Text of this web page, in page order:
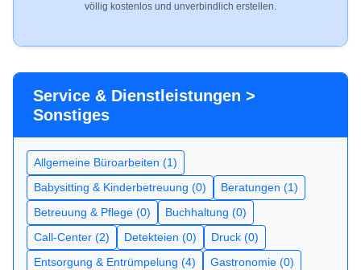
völlig kostenlos und unverbindlich erstellen.
Service & Dienstleistungen >
Sonstiges
Allgemeine Büroarbeiten (1)
Babysitting & Kinderbetreuung (0)
Beratungen (1)
Betreuung & Pflege (0)
Buchhaltung (0)
Call-Center (2)
Detekteien (0)
Druck (0)
Entsorgung & Entrümpelung (4)
Gastronomie (0)